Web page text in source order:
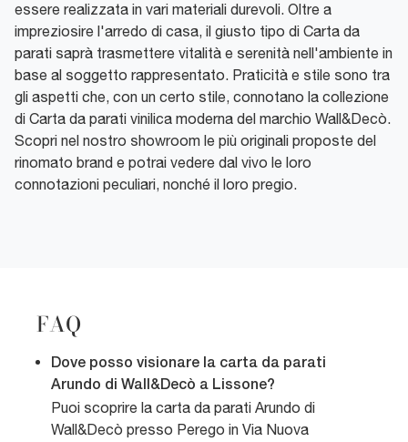
essere realizzata in vari materiali durevoli. Oltre a
impreziosire l'arredo di casa, il giusto tipo di Carta da
parati saprà trasmettere vitalità e serenità nell'ambiente in
base al soggetto rappresentato. Praticità e stile sono tra
gli aspetti che, con un certo stile, connotano la collezione
di Carta da parati vinilica moderna del marchio Wall&Decò.
Scopri nel nostro showroom le più originali proposte del
rinomato brand e potrai vedere dal vivo le loro
connotazioni peculiari, nonché il loro pregio.
FAQ
Dove posso visionare la carta da parati
Arundo di Wall&Decò a Lissone?
Puoi scoprire la carta da parati Arundo di
Wall&Decò presso Perego in Via Nuova